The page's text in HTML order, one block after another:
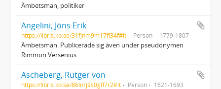
Ämbetsman, politiker
Angelini, Jöns Erik
https://libris.kb.se/31fjnm9m17fl34f#it Person 1779-1807
Ämbetsman. Publicerade sig även under pseudonymen
Rimmon Versenius
Ascheberg, Rutger von
https://libris.kb.se/86lnrj9s0gfl7r2#it Person 1621-1693